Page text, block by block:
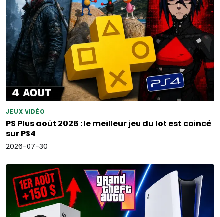
JEUX VIDÉO
PS Plus août 2026 : le meilleur jeu du lot est coincé
sur PS4
2026-07-30